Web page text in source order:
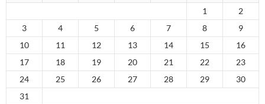
1
2
3
4 5 6 7 8
9
10
11 12 13 14 15
16
17
18 19 20 21 22
23
24
25 26 27 28 29
30
31